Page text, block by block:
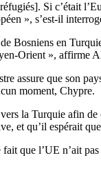
Si c’était
», s’est-il
Bosniens en
Orient », affirme
assure que son
moment, Chypre.
la Turquie afin
et qu’il espérait
que l’UE n’ait